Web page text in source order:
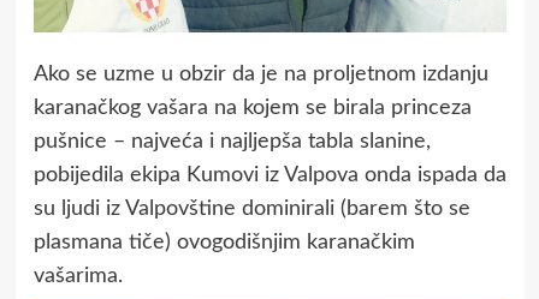
Ako se uzme u obzir da je na proljetnom izdanju
karanačkog vašara na kojem se birala princeza
pušnice – najveća i najljepša tabla slanine,
pobijedila ekipa Kumovi iz Valpova onda ispada da
su ljudi iz Valpovštine dominirali (barem što se
plasmana tiče) ovogodišnjim karanačkim
vašarima.